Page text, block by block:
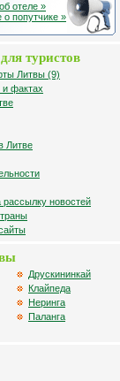
отеле »
о попутчике »
туристов
Литвы (9)
фактах
Литве
новостей
Друскининкай
Клайпеда
Неринга
Паланга